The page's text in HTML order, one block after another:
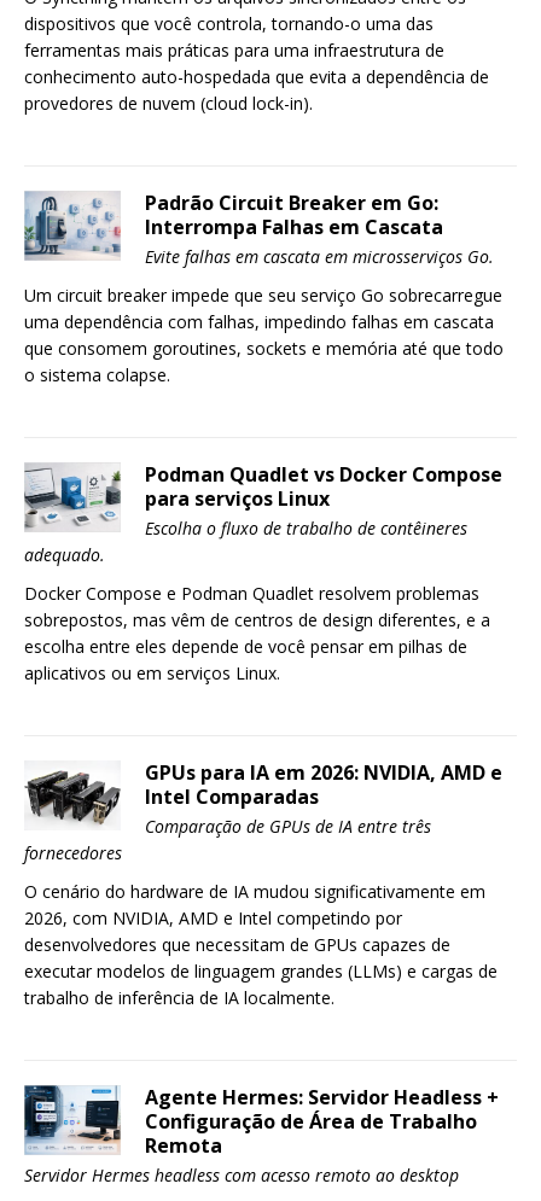
dispositivos que você controla, tornando-o uma das
ferramentas mais práticas para uma infraestrutura de
conhecimento auto-hospedada que evita a dependência de
provedores de nuvem (cloud lock-in).
Padrão Circuit Breaker em Go:
Interrompa Falhas em Cascata
Evite falhas em cascata em microsserviços Go.
Um circuit breaker impede que seu serviço Go sobrecarregue
uma dependência com falhas, impedindo falhas em cascata
que consomem goroutines, sockets e memória até que todo
o sistema colapse.
Podman Quadlet vs Docker Compose
para serviços Linux
Escolha o fluxo de trabalho de contêineres
adequado.
Docker Compose e Podman Quadlet resolvem problemas
sobrepostos, mas vêm de centros de design diferentes, e a
escolha entre eles depende de você pensar em pilhas de
aplicativos ou em serviços Linux.
GPUs para IA em 2026: NVIDIA, AMD e
Intel Comparadas
Comparação de GPUs de IA entre três
fornecedores
O cenário do hardware de IA mudou significativamente em
2026, com NVIDIA, AMD e Intel competindo por
desenvolvedores que necessitam de GPUs capazes de
executar modelos de linguagem grandes (LLMs) e cargas de
trabalho de inferência de IA localmente.
Agente Hermes: Servidor Headless +
Configuração de Área de Trabalho
Remota
Servidor Hermes headless com acesso remoto ao desktop